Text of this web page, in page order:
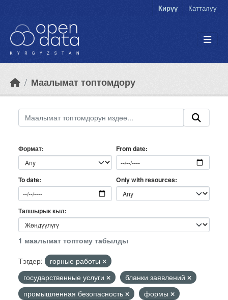
Кирүү Катталуу
Маалымат топтомдору
Формат From date
To date Only with resources
Тапшырык кыл
1 маалымат топтому табылды
Тэгдер:
горные работы
государственные услуги
бланки заявлений
промышленная безопасность
формы